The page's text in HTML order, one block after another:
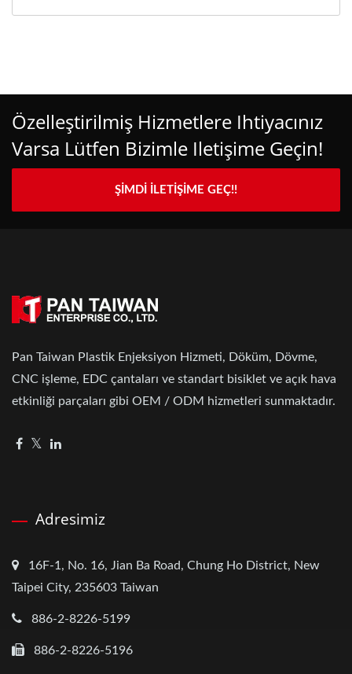
Özelleştirilmiş Hizmetlere Ihtiyacınız
Varsa Lütfen Bizimle Iletişime Geçin!
ŞIMDI İLETIŞIME GEÇ!!
Pan Taiwan Plastik Enjeksiyon Hizmeti, Döküm, Dövme,
CNC işleme, EDC çantaları ve standart bisiklet ve açık hava
etkinliği parçaları gibi OEM / ODM hizmetleri sunmaktadır.
Adresimiz
16F-1, No. 16, Jian Ba Road, Chung Ho District, New
Taipei City, 235603 Taiwan
886-2-8226-5199
886-2-8226-5196